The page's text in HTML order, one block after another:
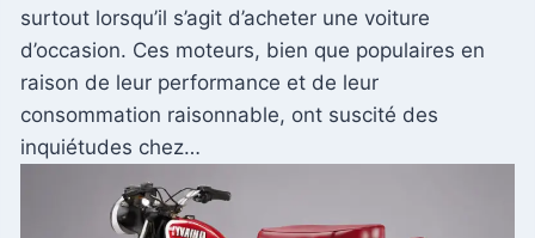
surtout lorsqu’il s’agit d’acheter une voiture
d’occasion. Ces moteurs, bien que populaires en
raison de leur performance et de leur
consommation raisonnable, ont suscité des
inquiétudes chez…